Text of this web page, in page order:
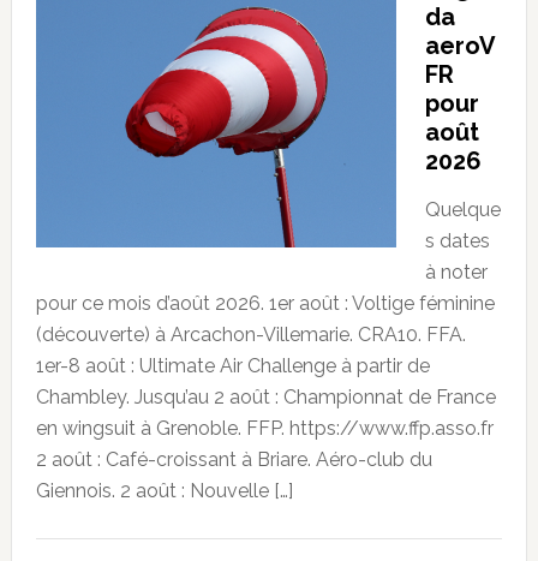
da
aeroV
FR
pour
août
2026
Quelque
s dates
à noter
pour ce mois d’août 2026. 1er août : Voltige féminine
(découverte) à Arcachon-Villemarie. CRA10. FFA.
1er-8 août : Ultimate Air Challenge à partir de
Chambley. Jusqu’au 2 août : Championnat de France
en wingsuit à Grenoble. FFP. https://www.ffp.asso.fr
2 août : Café-croissant à Briare. Aéro-club du
Giennois. 2 août : Nouvelle […]